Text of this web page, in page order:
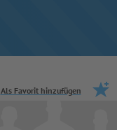
Als Favorit hinzufügen